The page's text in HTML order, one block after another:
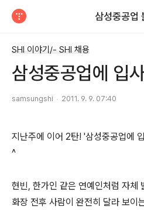
삼성중공업
SHI 이야기/- SHI 채용
삼성중공업에 입
samsungshi 2011. 9. 9. 07:40
지난주에 이어 2탄! '삼성중공업에
^
현빈, 한가인 같은 연예인처럼 자체
화장 전후 사람이 완전히 달라 보이